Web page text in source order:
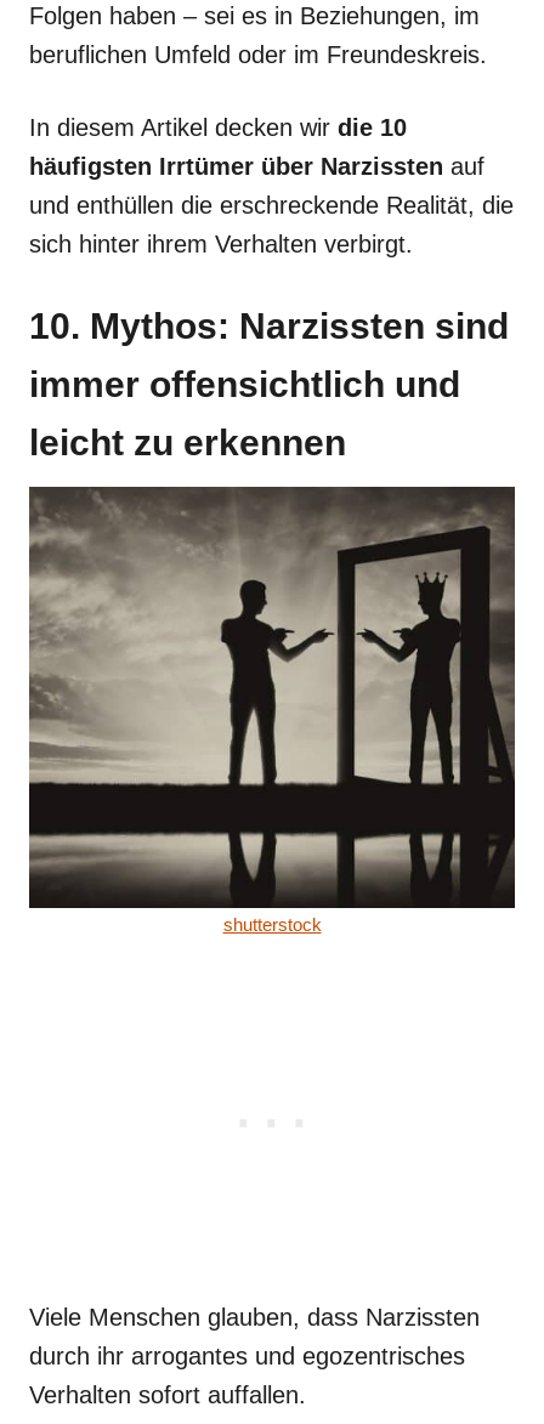
Folgen haben – sei es in Beziehungen, im
beruflichen Umfeld oder im Freundeskreis.
In diesem Artikel decken wir die 10
häufigsten Irrtümer über Narzissten auf
und enthüllen die erschreckende Realität, die
sich hinter ihrem Verhalten verbirgt.
10. Mythos: Narzissten sind
immer offensichtlich und
leicht zu erkennen
shutterstock
Viele Menschen glauben, dass Narzissten
durch ihr arrogantes und egozentrisches
Verhalten sofort auffallen.